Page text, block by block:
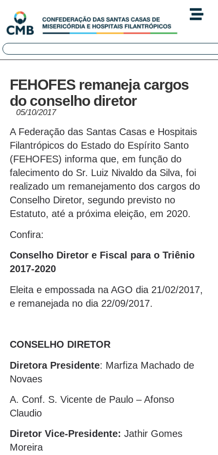
FEHOFES remaneja cargos
do conselho diretor
05/10/2017
A Federação das Santas Casas e Hospitais
Filantrópicos do Estado do Espírito Santo
(FEHOFES) informa que, em função do
falecimento do Sr. Luiz Nivaldo da Silva, foi
realizado um remanejamento dos cargos do
Conselho Diretor, segundo previsto no
Estatuto, até a próxima eleição, em 2020.
Confira:
Conselho Diretor e Fiscal para o Triênio
2017-2020
Eleita e empossada na AGO dia 21/02/2017,
e remanejada no dia 22/09/2017.
CONSELHO DIRETOR
Diretora Presidente: Marfiza Machado de
Novaes
A. Conf. S. Vicente de Paulo – Afonso
Claudio
Diretor Vice-Presidente: Jathir Gomes
Moreira